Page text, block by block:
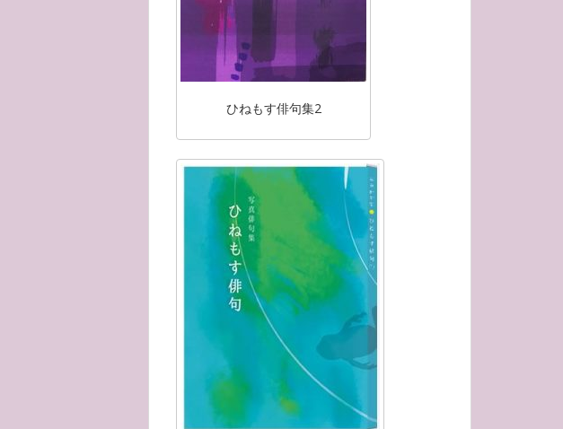
ひねもす俳句集2